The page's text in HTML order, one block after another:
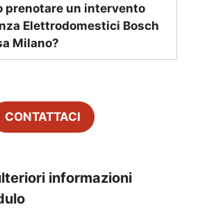
prenotare un intervento
Elettrodomestici Bosch
Milano?
CONTATTACI
informazioni